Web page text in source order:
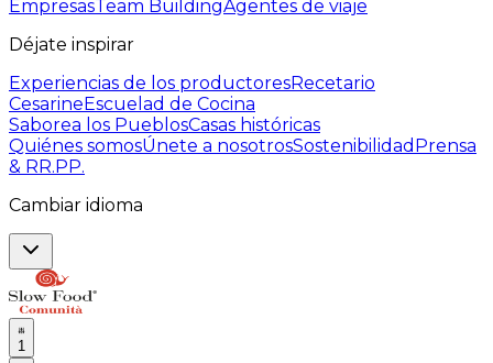
Empresas Team BuildingAgentes de viaje
Déjate inspirar
Experiencias de los productoresRecetario
CesarineEscuelad de Cocina
Saborea los PueblosCasas históricas
Quiénes somosÚnete a nosotrosSostenibilidad Prensa
& RR.PP.
Cambiar idioma
1